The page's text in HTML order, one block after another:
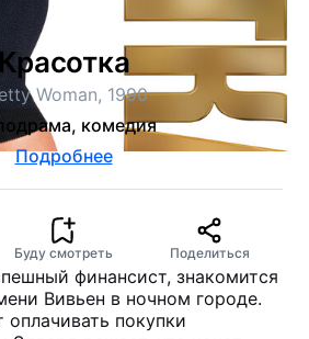
Красотка
Woman, 1990
комедия
Подробнее
Буду смотреть Поделиться
финансист, знакомится
Вивьен в ночном городе.
оплачивать покупки